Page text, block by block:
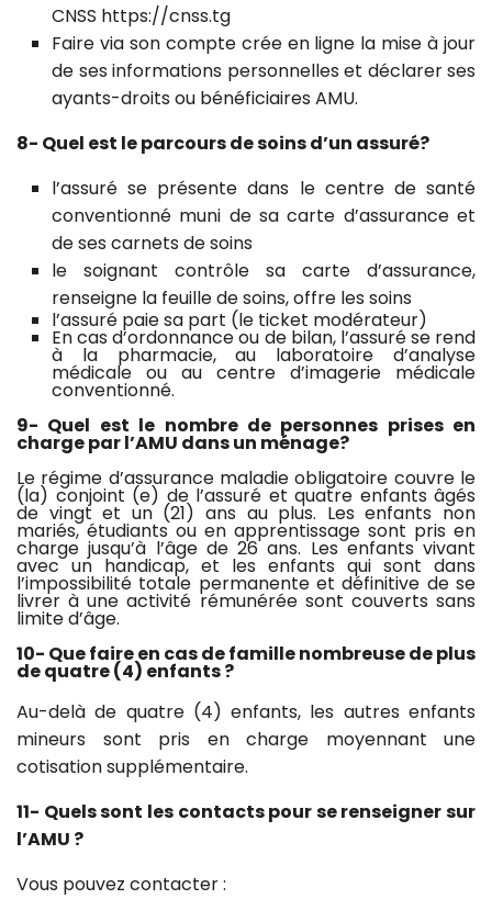
CNSS https://cnss.tg
Faire via son compte crée en ligne la mise à jour
de ses informations personnelles et déclarer ses
ayants-droits ou bénéficiaires AMU.
8- Quel est le parcours de soins d’un assuré?
l’assuré se présente dans le centre de santé
conventionné muni de sa carte d’assurance et
de ses carnets de soins
le soignant contrôle sa carte d’assurance,
renseigne la feuille de soins, offre les soins
l’assuré paie sa part (le ticket modérateur)
En cas d’ordonnance ou de bilan, l’assuré se rend
à la pharmacie, au laboratoire d’analyse
médicale ou au centre d’imagerie médicale
conventionné.
9- Quel est le nombre de personnes prises en
charge par l’AMU dans un ménage?
Le régime d’assurance maladie obligatoire couvre le
(la) conjoint (e) de l’assuré et quatre enfants âgés
de vingt et un (21) ans au plus. Les enfants non
mariés, étudiants ou en apprentissage sont pris en
charge jusqu’à l’âge de 26 ans. Les enfants vivant
avec un handicap, et les enfants qui sont dans
l’impossibilité totale permanente et définitive de se
livrer à une activité rémunérée sont couverts sans
limite d’âge.
10- Que faire en cas de famille nombreuse de plus
de quatre (4) enfants ?
Au-delà de quatre (4) enfants, les autres enfants
mineurs sont pris en charge moyennant une
cotisation supplémentaire.
11- Quels sont les contacts pour se renseigner sur
l’AMU ?
Vous pouvez contacter :